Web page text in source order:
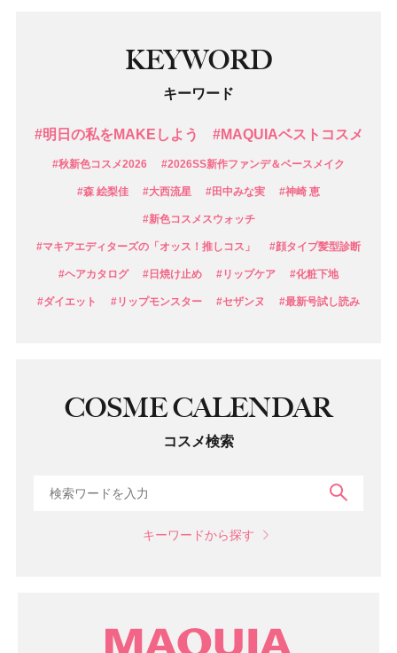
KEYWORD
キーワード
#明日の私をMAKEしよう #MAQUIAベストコスメ
#秋新色コスメ2026 #2026SS新作ファンデ＆ベースメイク
#森 絵梨佳 #大西流星 #田中みな実 #神崎 恵
#新色コスメスウォッチ
#マキアエディターズの「オッス！推しコス」 #顔タイプ髪型診断
#ヘアカタログ #日焼け止め #リップケア #化粧下地
#ダイエット #リップモンスター #セザンヌ #最新号試し読み
COSME CALENDAR
コスメ検索
キーワードから探す